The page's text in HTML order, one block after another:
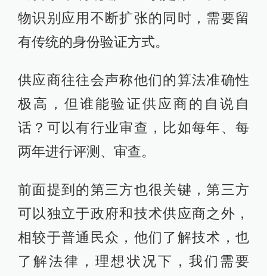
物识别应用不断扩张的同时，需要留
有传统的身份验证方式。
供应商往往会声称他们的算法准确性
极高，但谁能验证供应商的自说自
话？可以有行业审查，比如每年、每
两年进行评测、审查。
前面提到的第三方也很关键，第三方
可以独立于政府和技术供应商之外，
相较于普通民众，他们了解技术，也
了解法律，理想状况下，我们需要